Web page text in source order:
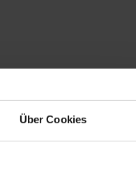
Über Cookies